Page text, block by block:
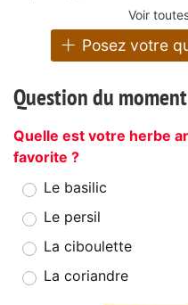
Voir
Posez votre
Question du moment
Quelle est votre herbe
favorite ?
Le basilic
Le persil
La ciboulette
La coriandre